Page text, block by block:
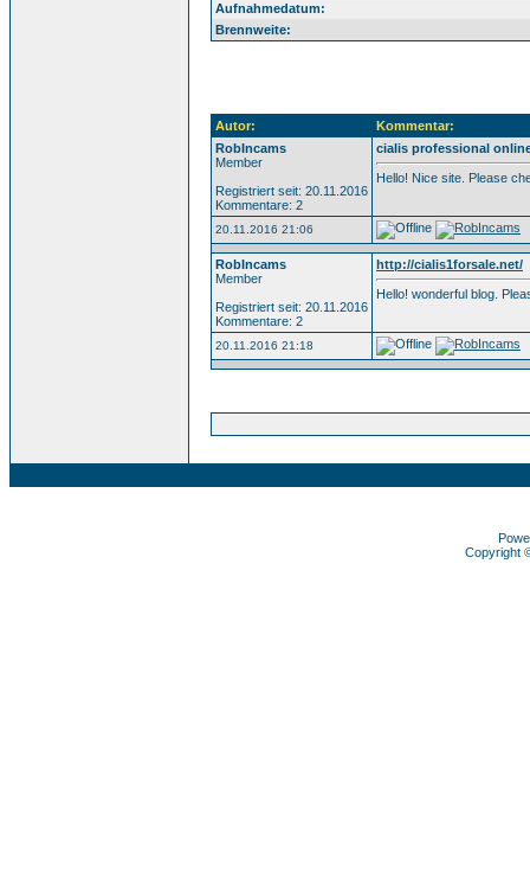
Aufnahmedatum:
Brennweite:
Autor:
Kommentar:
RobIncams
Member
Registriert seit: 20.11.2016
Kommentare: 2
cialis professional
Hello! Nice site. Please
20.11.2016 21:06
RobIncams
Member
Registriert seit: 20.11.2016
Kommentare: 2
http://cialis1forsale.net/
Hello! wonderful blog.
20.11.2016 21:18
Copyright